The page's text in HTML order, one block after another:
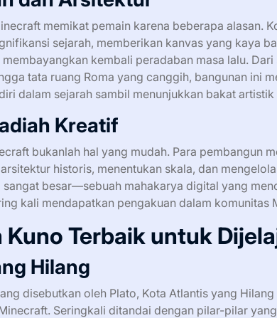
memikat pemain karena beberapa alasan.
sejarah, memberikan kanvas yang kaya
kembali peradaban masa lalu.
tata ruang Roma yang canggih, bangunan ini
dalam sejarah sambil menunjukkan bakat artistik
Kreatif
bukanlah hal yang mudah. Para pembangun
historis, menentukan skala, dan
sangat besar—sebuah mahakarya digital yang
kali mendapatkan pengakuan dalam komunitas
Terbaik untuk
Hilang
disebutkan oleh Plato, Kota Atlantis yang Hilang
Seringkali ditandai dengan pilar-pilar